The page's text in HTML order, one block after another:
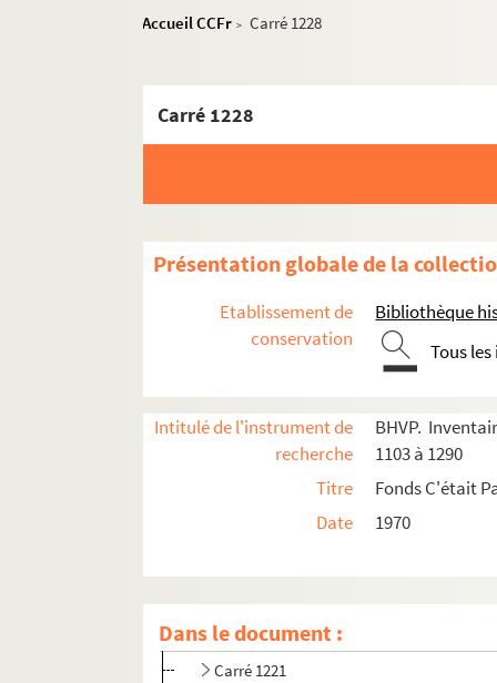
Accueil CCFr > Carré 1228
Carré 1228
Présentation globale de la
Etablissement de
conservation
Bibliothèque
Tous
Intitulé de l'instrument de
recherche
BHVP.
1103 à 1290
Titre
Fonds C'était
Date
1970
Dans le document :
Carrés 1143 à 1153. 12
Carrés 1154 à 1171. 16earrondissement
Carrés 1211 à 1230. 15
arrondissement
Carré 1213
Carré 1214
Carré 1215
Carré 1219
Carré 1220
Carré 1221